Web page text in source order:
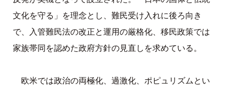
文化を守る」を理念とし、難民受け入れに後ろ向き
で、入管難民法の改正と運用の厳格化、移民政策では
家族帯同を認めた政府方針の見直しを求めている。
欧米では政治の両極化、過激化、ポピュリズムとい